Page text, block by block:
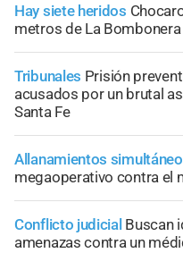
Hay siete heridos
metros de La Bombonera
Tribunales Prisión
acusados por un brutal
Santa Fe
Allanamientos
megaoperativo contra el
Conflicto judicial Buscan
amenazas contra un